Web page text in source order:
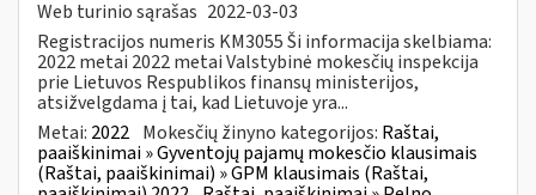
Web turinio sąrašas 2022-03-03
Registracijos numeris KM3055 Ši informacija skelbiama:
2022 metai 2022 metai Valstybinė mokesčių inspekcija
prie Lietuvos Respublikos finansų ministerijos,
atsižvelgdama į tai, kad Lietuvoje yra...
Metai: 2022 Mokesčių žinyno kategorijos: Raštai,
paaiškinimai » Gyventojų pajamų mokesčio klausimais
(Raštai, paaiškinimai) » GPM klausimais (Raštai,